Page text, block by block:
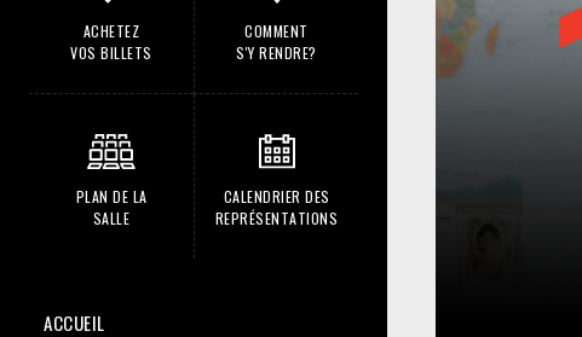
ACHETEZ
VOS BILLETS
COMMENT
S'Y RENDRE?
PLAN DE LA
SALLE
CALENDRIER DES
REPRÉSENTATIONS
ACCUEIL